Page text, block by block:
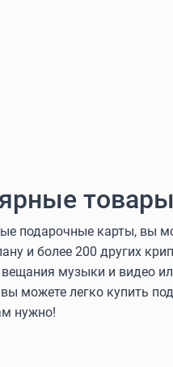
подарочные карты, вы
и более 200 других
вещания музыки и видео
можете легко купить
нужно!